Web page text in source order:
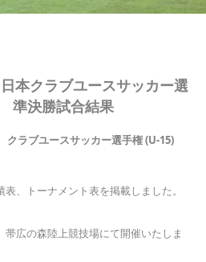
本クラブユースサッカー選
準決勝試合結果
クラブユースサッカー選手権 (U-15)
、トーナメント表を掲載しました。
広の森陸上競技場にて開催いたしま